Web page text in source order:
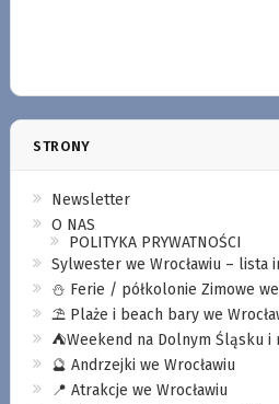
STRONY
Newsletter
O NAS
POLITYKA PRYWATNOŚCI
Sylwester we Wrocławiu – lista
⛄️ Ferie / półkolonie Zimowe
⛱️ Plaże i beach bary we
⛺️Weekend na Dolnym Śląsku i
🔮 Andrzejki we Wrocławiu
📍 Atrakcje we Wrocławiu